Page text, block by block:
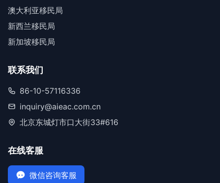
澳大利亚移民局
新西兰移民局
新加坡移民局
联系我们
86-10-57116336
inquiry@aieac.com.cn
北京东城灯市口大街33#616
在线客服
微信咨询客服